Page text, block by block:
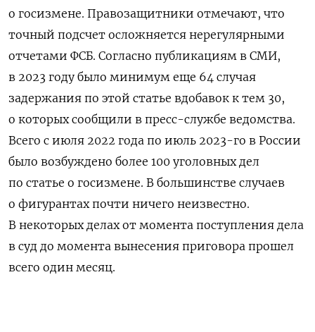
о госизмене. Правозащитники отмечают, что
точный подсчет осложняется нерегулярными
отчетами ФСБ. Согласно публикациям в СМИ,
в 2023 году было минимум еще 64 случая
задержания по этой статье вдобавок к тем 30,
о которых сообщили в пресс-службе ведомства.
Всего с июля 2022 года по июль 2023-го в России
было возбуждено более 100 уголовных дел
по статье о госизмене. В большинстве случаев
о фигурантах почти ничего неизвестно.
В некоторых делах от момента поступления дела
в суд до момента вынесения приговора прошел
всего один месяц.